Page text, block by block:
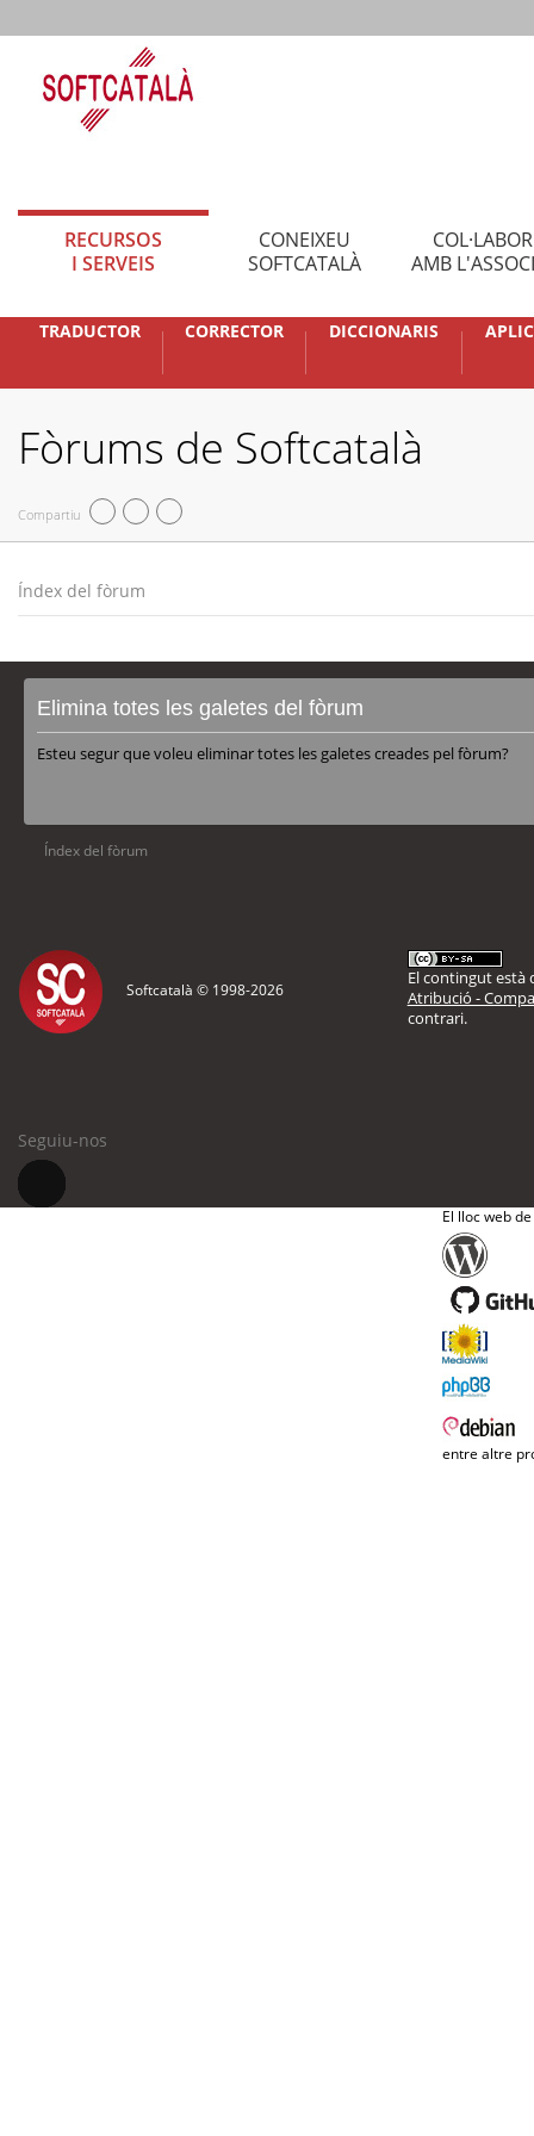
RECURSOS
I SERVEIS
CONEIXEU
SOFTCATALÀ
AMB
TRADUCTOR CORRECTOR DICCIONARIS
Fòrums de Softcatalà
Compartiu
Índex del fòrum
Elimina totes les galetes del fòrum
Esteu segur que voleu eliminar totes les galetes creades pel fòrum?
Índex del fòrum
Softcatalà © 1998-2026
El contingut està
Atribució -
contrari.
Seguiu-nos
El lloc web
entre altre